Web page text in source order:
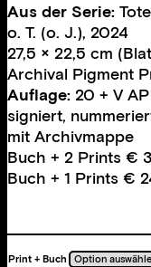
Aus der Serie:
o. T. (o. J.), 2024
27,5 × 22,5 cm
Archival Pigment
Auflage: 20 + V AP
signiert,
mit Archivmappe
Buch + 2 Prints €
Buch + 1 Prints €
Print + Buch